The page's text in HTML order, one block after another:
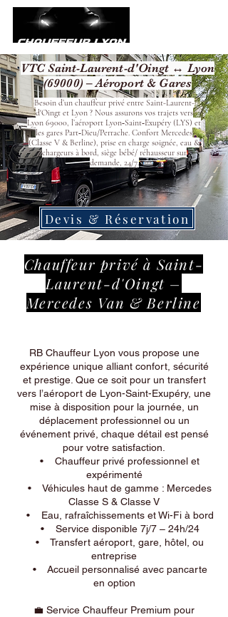
VTC Saint-Laurent-d'Oingt ↔ Lyon
(69000) – Aéroport & Gares
Besoin d’un chauffeur privé entre Saint-Laurent-
d'Oingt et Lyon ? Nous assurons vos trajets vers
Lyon 69000, l’aéroport Lyon‑Saint‑Exupéry (LYS) et
les gares Part‑Dieu/Perrache. Confort Mercedes
(Classe V & Berline), prise en charge soignée, eau &
chargeurs à bord, siège bébé/ réhausseur sur
demande, 24/7.
Devis & Réservation
Chauffeur privé à Saint-
Laurent-d'Oingt –
Mercedes Van & Berline
RB Chauffeur Lyon vous propose une
expérience unique alliant confort, sécurité
et prestige. Que ce soit pour un transfert
vers l’aéroport de Lyon-Saint-Exupéry, une
mise à disposition pour la journée, un
déplacement professionnel ou un
événement privé, chaque détail est pensé
pour votre satisfaction.
• Chauffeur privé professionnel et
expérimenté
• Véhicules haut de gamme : Mercedes
Classe S & Classe V
• Eau, rafraîchissements et Wi-Fi à bord
• Service disponible 7j/7 – 24h/24
• Transfert aéroport, gare, hôtel, ou
entreprise
• Accueil personnalisé avec pancarte
en option
💼 Service Chauffeur Premium pour